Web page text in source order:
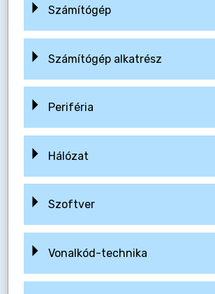
Számítógép
Számítógép alkatrész
Periféria
Hálózat
Szoftver
Vonalkód-technika